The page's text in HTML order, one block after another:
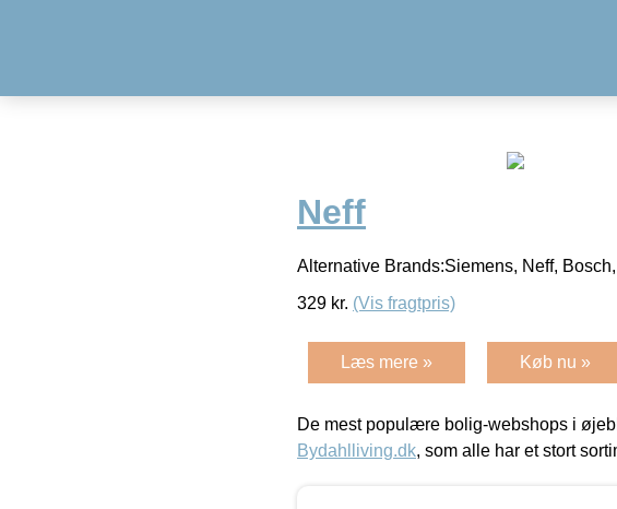
Neff
Alternative Brands:Siemens, Neff,
329 kr. (Vis fragtpris)
Læs mere » Køb nu »
De mest populære bolig-webshops i
Bydahlliving.dk, som alle har et stort